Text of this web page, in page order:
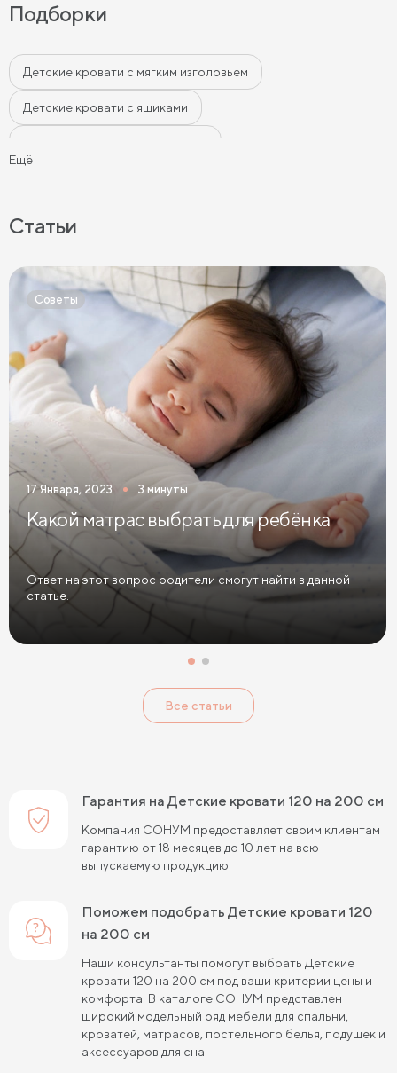
Подборки
Детские кровати с мягким изголовьем
Детские кровати с ящиками
Детские кровати белого цвета
Детские кровати голубого цвета
Детские кровати цвета графит
Детские кровати желтого цвета
Детские кровати зеленого цвета
Детские кровати коричневого цвета
Детские кровати красного цвета
Детские кровати оранжевого цвета
Детские кровати розового цвета
Детские кровати синего цвета
Детские кровати фиолетового цвета
Детские кровати 120 см шириной
Детские кровати 180 см длиной
Детские кровати 190 см длиной
Детские кровати 80 на 180 см
Детские кровати 80 на 200 см
Детские кровати 90 на 200 см
Детские кровати с подъемным механизмом
Ещё
Статьи
Советы
17 Января, 2023 3 минуты
Какой матрас выбрать для ребёнка
Ответ на этот вопрос родители смогут найти в данной
статье.
Все статьи
Гарантия на Детские кровати 120 на 200 см
Компания СОНУМ предоставляет своим клиентам
гарантию от 18 месяцев до 10 лет на всю
выпускаемую продукцию.
Поможем подобрать Детские кровати 120
на 200 см
Наши консультанты помогут выбрать Детские
кровати 120 на 200 см под ваши критерии цены и
комфорта. В каталоге СОНУМ представлен
широкий модельный ряд мебели для спальни,
кроватей, матрасов, постельного белья, подушек и
аксессуаров для сна.